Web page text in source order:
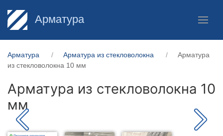
Арматура
Арматура Арматура из стекловолокна
Арматура
из стекловолокна 10 мм
Арматура из стекловолокна 10
мм